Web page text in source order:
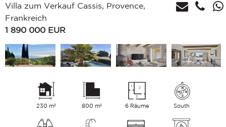
Villa zum Verkauf Cassis, Provence,
Frankreich
1 890 000 EUR
230 m² 800 m² 6 Räume South